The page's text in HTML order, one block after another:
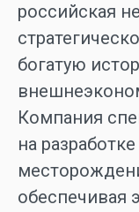
российская
богатую
Компания
на
обеспечивая